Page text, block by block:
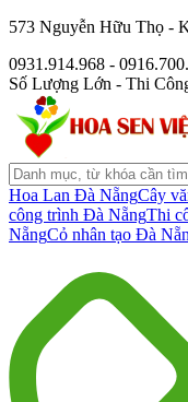
573 Nguyễn Hữu Thọ -
0931.914.968 -
Số Lượng Lớn - Thi
Hoa Lan Đà NẵngCây
công trình Đà NẵngThi
NẵngCỏ nhân tạo Đà